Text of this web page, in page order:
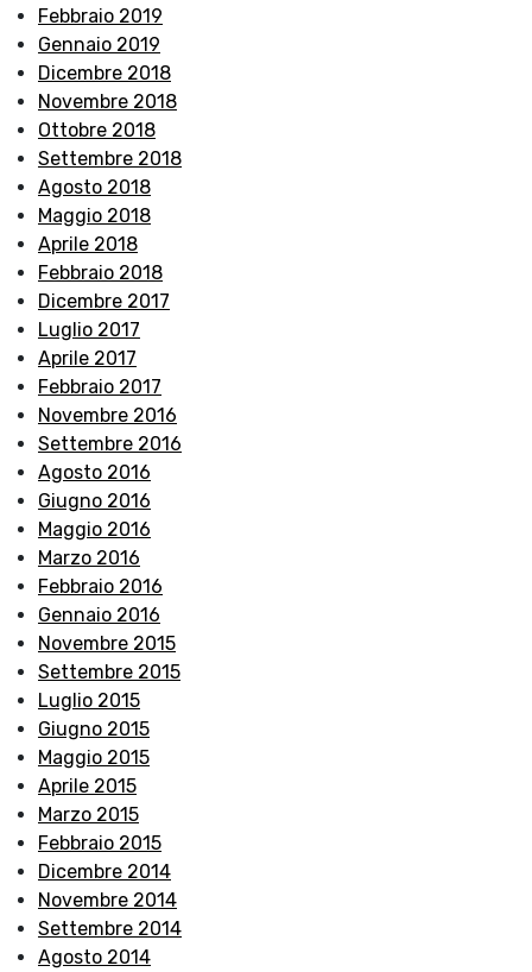
Febbraio 2019
Gennaio 2019
Dicembre 2018
Novembre 2018
Ottobre 2018
Settembre 2018
Agosto 2018
Maggio 2018
Aprile 2018
Febbraio 2018
Dicembre 2017
Luglio 2017
Aprile 2017
Febbraio 2017
Novembre 2016
Settembre 2016
Agosto 2016
Giugno 2016
Maggio 2016
Marzo 2016
Febbraio 2016
Gennaio 2016
Novembre 2015
Settembre 2015
Luglio 2015
Giugno 2015
Maggio 2015
Aprile 2015
Marzo 2015
Febbraio 2015
Dicembre 2014
Novembre 2014
Settembre 2014
Agosto 2014